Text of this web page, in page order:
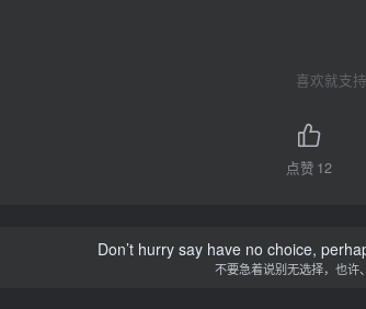
喜欢就支
点赞 12
Don’t hurry say have no choice,
不要急着说别无选择，也许